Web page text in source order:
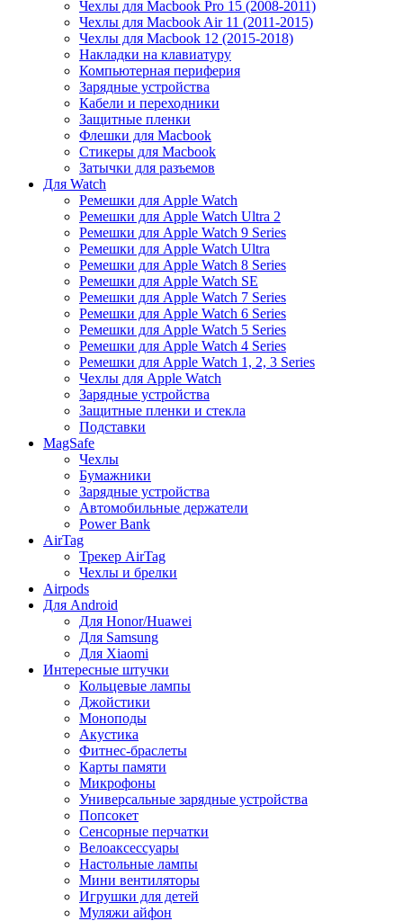
Чехлы для Macbook Pro 15 (2008-2011)
Чехлы для Macbook Air 11 (2011-2015)
Чехлы для Macbook 12 (2015-2018)
Накладки на клавиатуру
Компьютерная периферия
Зарядные устройства
Кабели и переходники
Защитные пленки
Флешки для Macbook
Стикеры для Macbook
Затычки для разъемов
Для Watch
Ремешки для Apple Watch
Ремешки для Apple Watch Ultra 2
Ремешки для Apple Watch 9 Series
Ремешки для Apple Watch Ultra
Ремешки для Apple Watch 8 Series
Ремешки для Apple Watch SE
Ремешки для Apple Watch 7 Series
Ремешки для Apple Watch 6 Series
Ремешки для Apple Watch 5 Series
Ремешки для Apple Watch 4 Series
Ремешки для Apple Watch 1, 2, 3 Series
Чехлы для Apple Watch
Зарядные устройства
Защитные пленки и стекла
Подставки
MagSafe
Чехлы
Бумажники
Зарядные устройства
Автомобильные держатели
Power Bank
AirTag
Трекер AirTag
Чехлы и брелки
Airpods
Для Android
Для Honor/Huawei
Для Samsung
Для Xiaomi
Интересные штучки
Кольцевые лампы
Джойстики
Моноподы
Акустика
Фитнес-браслеты
Карты памяти
Микрофоны
Универсальные зарядные устройства
Попсокет
Сенсорные перчатки
Велоаксессуары
Настольные лампы
Мини вентиляторы
Игрушки для детей
Муляжи айфон